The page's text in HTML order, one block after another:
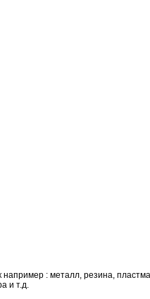
: металл, резина,
и т.д.